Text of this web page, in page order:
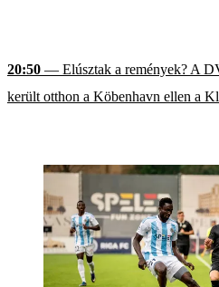
20:50 — Elúsztak a remények? A
került otthon a Köbenhavn ellen a